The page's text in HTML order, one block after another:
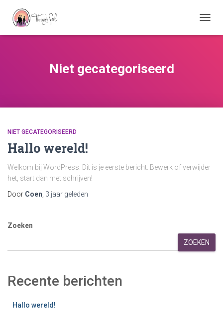
Niet gecategoriseerd
NIET GECATEGORISEERD
Hallo wereld!
Welkom bij WordPress. Dit is je eerste bericht. Bewerk of verwijder
het, start dan met schrijven!
Door Coen 3 jaar geleden
Zoeken
ZOEKEN
Recente berichten
Hallo wereld!